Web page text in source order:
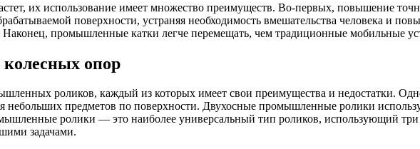
их использование имеет множество преимуществ. Во-первых, повышение
поверхности, устраняя необходимость вмешательства человека и
Наконец, промышленные катки легче перемещать, чем традиционные мобильные
опор
роликов, каждый из которых имеет свои преимущества и недостатки.
небольших предметов по поверхности. Двухосные промышленные ролики
ролики — это наиболее универсальный тип роликов, использующий
задачами.